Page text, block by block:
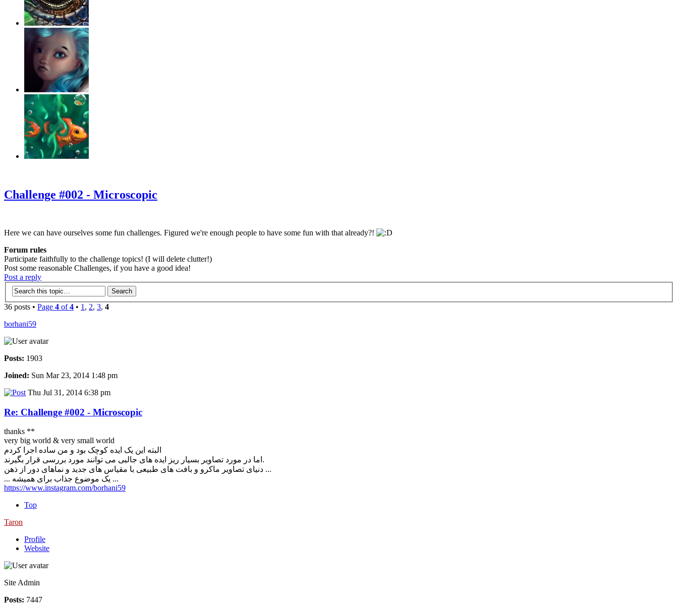
Challenge #002 - Microscopic
Here we can have ourselves some fun challenges. Figured we're enough people to have some fun with that already?!
Forum rules
Participate faithfully to the challenge topics! (I will delete clutter!)
Post some reasonable Challenges, if you have a good idea!
Post a reply
36 posts • Page 4 of4 • 1 , 2, 3, 4
borhani59
Posts: 1903
Joined: Sun Mar 23, 2014 1:48 pm
Thu Jul 31, 2014 6:38 pm
Re: Challenge #002 - Microscopic
thanks **
very big world & very small world
البته این یک ایده کوچک بود و من ساده اجرا کردم
اما در مورد تصاویر بسیار ریز ایده های جالبی می توانند مورد بررسی قرار بگیرند.
دنیای تصاویر ماکرو و بافت های طبیعی با مقیاس های جدید و نماهای دور از ذهن ...
... یک موضوع جذاب برای همیشه ...
https://www.instagram.com/borhani59
Top
Taron
Profile
Website
Site Admin
Posts: 7447